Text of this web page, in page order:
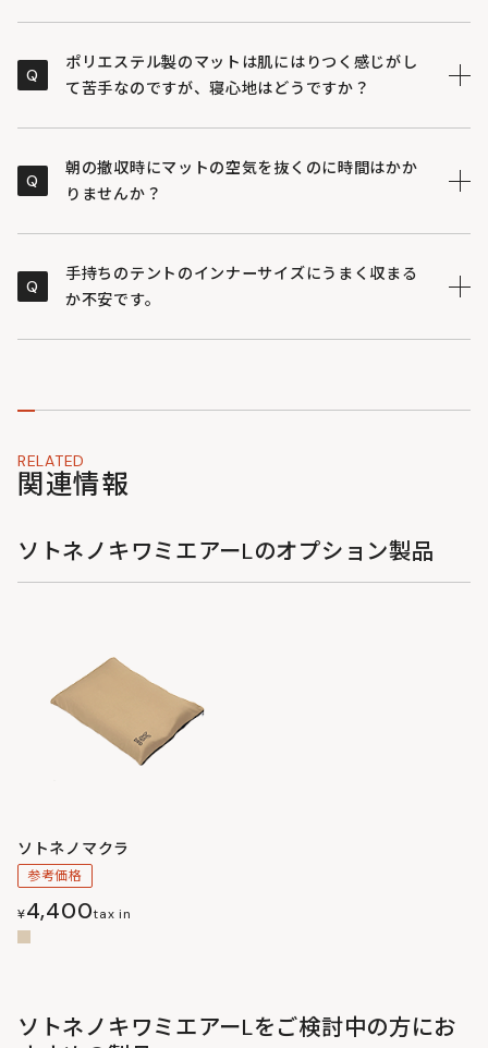
のシーツは取り外してご家庭の洗濯機で丸洗いが可能で
す。いつでも清潔な状態を保てるため、小さなお子様と
Q
ポリエステル製のマットは肌にはりつく感じがし
て苦手なのですが、寝心地はどうですか？
あるポリコットン生地を採用しています。コットンの風
合いがあるため、特有のペタペタと肌にはりつく不快感
Q
朝の撤収時にマットの空気を抜くのに時間はかか
りませんか？
しています。片付ける際は排気モードに設定することで
内部の空気を一気に外へ逃がすことができるため、撤収
Q
手持ちのテントのインナーサイズにうまく収まる
か不安です。
る使い方がおすすめです。
RELATED
関連情報
ソトネノキワミエアーLのオプション製品
ソトネノマクラ
参考価格
¥4,400tax in
ソトネノキワミエアーLをご検討中の方にお